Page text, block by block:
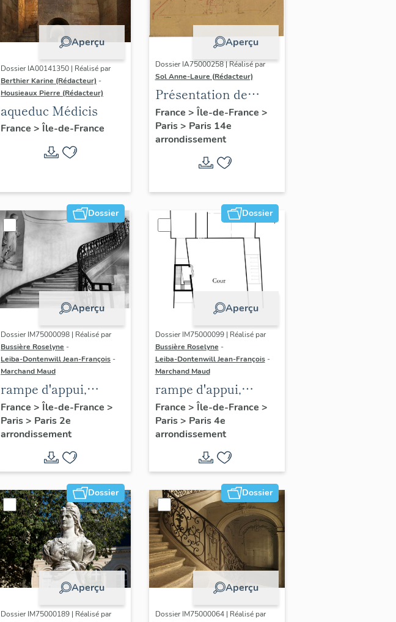
Aperçu
Dossier IA00141350 | Réalisé par
Berthier Karine (Rédacteur) -
Housieaux Pierre (Rédacteur)
aqueduc Médicis
France > Île-de-France
Aperçu
Dossier IA75000258 | Réalisé par
Sol Anne-Laure (Rédacteur)
Présentation de
l'étude du
patrimoine sur le
quartier du Petit-
Montrouge
France > Île-de-France >
Paris> Paris 14e
arrondissement
Dossier
Aperçu
Dossier IM75000098 | Réalisé par
Bussière Roselyne -
Leiba-Dontenwill Jean-François -
Marchand Maud
rampe d'appui,
escalier de la maison
à porte cochère (non
étudié)
France > Île-de-France >
Paris> Paris 2e
arrondissement
Dossier
Aperçu
Dossier IM75000099 | Réalisé par
Bussière Roselyne -
Leiba-Dontenwill Jean-François -
Marchand Maud
rampe d'appui,
escalier de la maison
à porte cochère (non
étudié)
France > Île-de-France >
Paris> Paris 4e
arrondissement
Dossier
Aperçu
Dossier IM75000189 | Réalisé par
Dossier
Aperçu
Dossier IM75000064 | Réalisé par